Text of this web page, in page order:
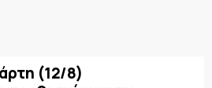
(12/8)